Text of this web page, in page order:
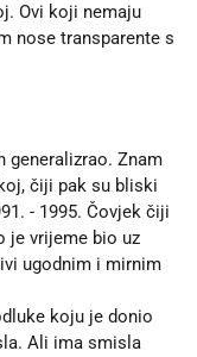
Ovi koji nemaju
nose transparente s
generalizrao. Znam
čiji pak su bliski
- 1995. Čovjek čiji
je vrijeme bio uz
ugodnim i mirnim
koju je donio
Ali ima smisla